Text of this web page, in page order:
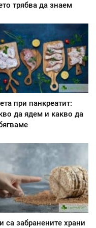
трябва да знаем
при панкреатит:
да ядем и какво да
са забранените храни